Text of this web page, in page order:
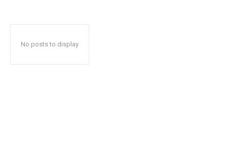
No posts to display